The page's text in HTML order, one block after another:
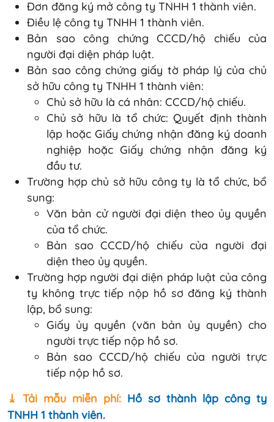
Đơn đăng ký mở công ty TNHH 1 thành viên.
Điều lệ công ty TNHH 1 thành viên.
Bản sao công chứng CCCD/hộ chiếu của
người đại diện pháp luật.
Bản sao công chứng giấy tờ pháp lý của chủ
sở hữu công ty TNHH 1 thành viên:
Chủ sở hữu là cá nhân: CCCD/hộ chiếu.
Chủ sở hữu là tổ chức: Quyết định thành
lập hoặc Giấy chứng nhận đăng ký doanh
nghiệp hoặc Giấy chứng nhận đăng ký
đầu tư.
Trường hợp chủ sở hữu công ty là tổ chức, bổ
sung:
Văn bản cử người đại diện theo ủy quyền
của tổ chức.
Bản sao CCCD/hộ chiếu của người đại
diện theo ủy quyền.
Trường hợp người đại diện pháp luật của công
ty không trực tiếp nộp hồ sơ đăng ký thành
lập, bổ sung:
Giấy ủy quyền (văn bản ủy quyền) cho
người trực tiếp nộp hồ sơ.
Bản sao CCCD/hộ chiếu của người trực
tiếp nộp hồ sơ.
⤓ Tải mẫu miễn phí: Hồ sơ thành lập công ty
TNHH 1 thành viên.